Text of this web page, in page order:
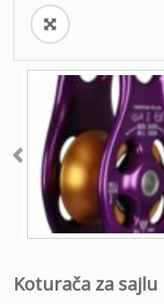
Koturača za sajlu